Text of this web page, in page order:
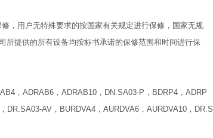
，用户无特殊要求的按国家有关规定进行保修，国家无规
所提供的所有设备均按标书承诺的保修范围和时间进行保
，ADRAB6，ADRAB10，DN.SA03-P，BDRP4，ADRP
AV，BURDVA4，AURDVA6，AURDVA10，DR.S